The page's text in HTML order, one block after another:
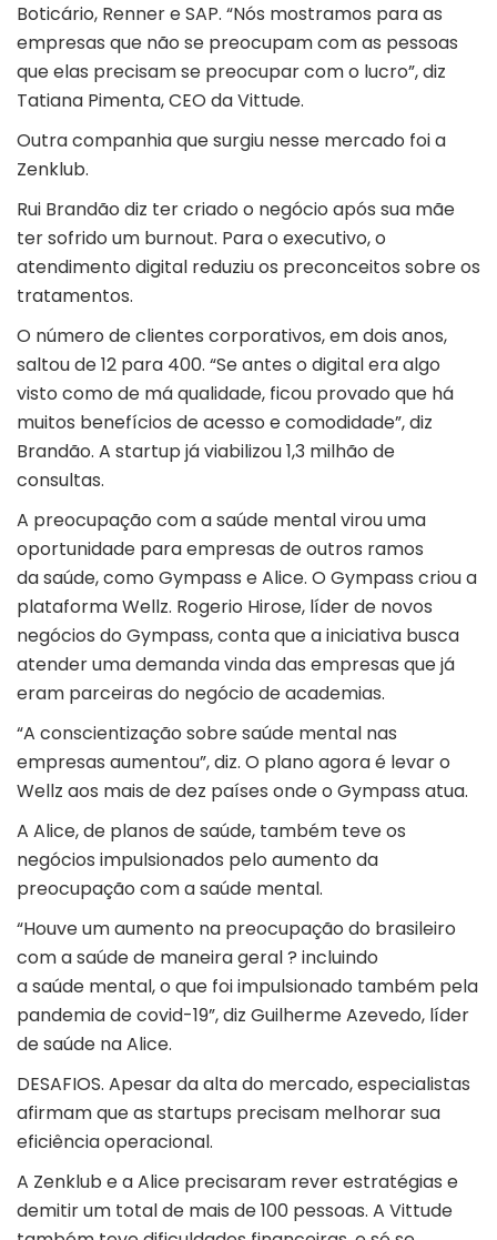
Boticário, Renner e SAP. “Nós mostramos para as
empresas que não se preocupam com as pessoas
que elas precisam se preocupar com o lucro”, diz
Tatiana Pimenta, CEO da Vittude.
Outra companhia que surgiu nesse mercado foi a
Zenklub.
Rui Brandão diz ter criado o negócio após sua mãe
ter sofrido um burnout. Para o executivo, o
atendimento digital reduziu os preconceitos sobre os
tratamentos.
O número de clientes corporativos, em dois anos,
saltou de 12 para 400. “Se antes o digital era algo
visto como de má qualidade, ficou provado que há
muitos benefícios de acesso e comodidade”, diz
Brandão. A startup já viabilizou 1,3 milhão de
consultas.
A preocupação com a saúde mental virou uma
oportunidade para empresas de outros ramos
da saúde, como Gympass e Alice. O Gympass criou a
plataforma Wellz. Rogerio Hirose, líder de novos
negócios do Gympass, conta que a iniciativa busca
atender uma demanda vinda das empresas que já
eram parceiras do negócio de academias.
“A conscientização sobre saúde mental nas
empresas aumentou”, diz. O plano agora é levar o
Wellz aos mais de dez países onde o Gympass atua.
A Alice, de planos de saúde, também teve os
negócios impulsionados pelo aumento da
preocupação com a saúde mental.
“Houve um aumento na preocupação do brasileiro
com a saúde de maneira geral ? incluindo
a saúde mental, o que foi impulsionado também pela
pandemia de covid-19”, diz Guilherme Azevedo, líder
de saúde na Alice.
DESAFIOS. Apesar da alta do mercado, especialistas
afirmam que as startups precisam melhorar sua
eficiência operacional.
A Zenklub e a Alice precisaram rever estratégias e
demitir um total de mais de 100 pessoas. A Vittude